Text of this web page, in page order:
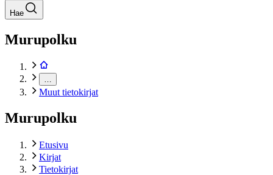
Hae
Murupolku
Muut tietokirjat
Murupolku
Etusivu
Kirjat
Tietokirjat